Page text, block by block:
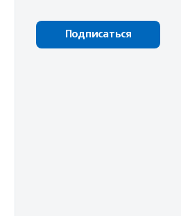
Подписаться